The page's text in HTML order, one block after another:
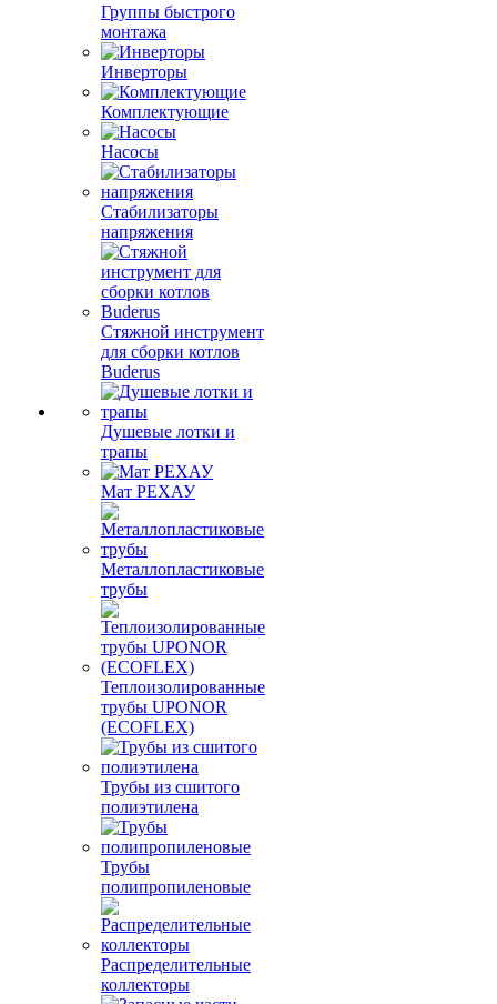
Группы быстрого
монтажа
Инверторы
Комплектующие
Насосы
Стабилизаторы
напряжения
Стяжной инструмент
для сборки котлов
Buderus
Душевые лотки и
трапы
Мат РЕХАУ
Металлопластиковые
трубы
Теплоизолированные
трубы UPONOR
(ECOFLEX)
Трубы из сшитого
полиэтилена
Трубы
полипропиленовые
Распределительные
коллекторы